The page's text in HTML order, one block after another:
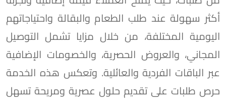
أكثر سهولة عند طلب الطعام والبقالة واحتياجاتهم
اليومية المختلفة، من خلال مزايا تشمل التوصيل
المجاني، والعروض الحصرية، والخصومات الإضافية
عبر الباقات الفردية والعائلية. وتعكس هذه الخدمة
حرص طلبات على تقديم حلول عصرية ومريحة تسهل